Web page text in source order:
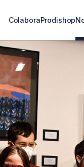
ColaboraProdishop